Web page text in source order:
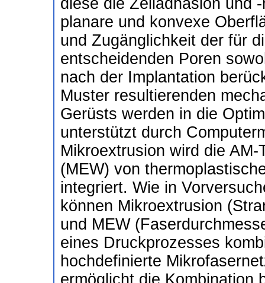
diese die Zelladhäsion und
planare und konvexe
und Zugänglichkeit der für
entscheidenden Poren
nach der Implantation
Muster resultierenden
Gerüsts werden in die
unterstützt durch
Mikroextrusion wird die
(MEW) von
integriert. Wie in
können Mikroextrusion
und MEW
eines Druckprozesses
hochdefinierte